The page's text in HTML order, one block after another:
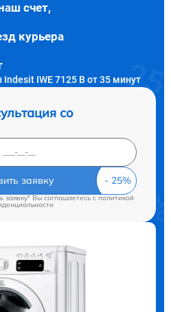
счет,
курьера
IWE 7125 B от 35 минут
со
заявку
заявку" Вы соглашаетесь cполитикой